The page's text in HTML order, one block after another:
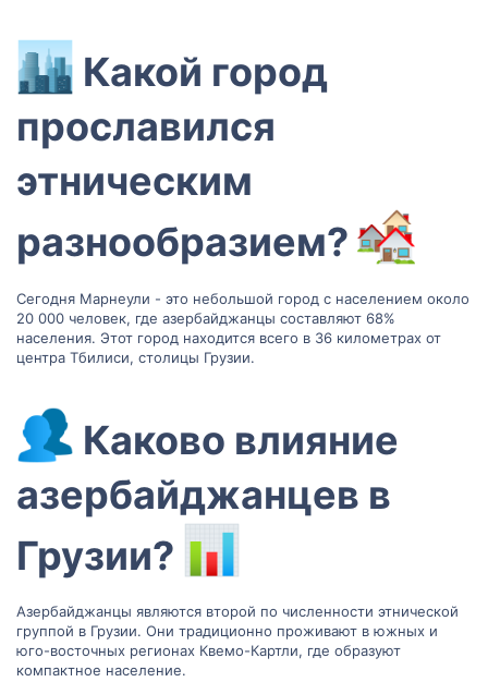
Какой город
прославился
этническим
разнообразием?
Сегодня Марнеули - это небольшой город с населением около
20 000 человек, где азербайджанцы составляют 68%
населения. Этот город находится всего в 36 километрах от
центра Тбилиси, столицы Грузии.
Каково влияние
азербайджанцев в
Грузии?
Азербайджанцы являются второй по численности этнической
группой в Грузии. Они традиционно проживают в южных и
юго-восточных регионах Квемо-Картли, где образуют
компактное население.